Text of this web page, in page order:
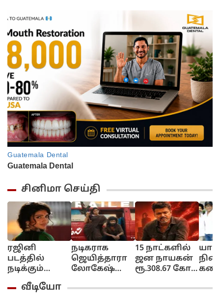
சினிமா செய்தி
ரஜினி
படத்தில்
நடிக்கும்
ஸ்ரீலீலா!..
பரபர
நடிகராக
ஜெயித்தாரா
லோகேஷ்
டிசி டிவிட்டர்
15 நாட்களில்
ஜன நாயகன்
ரூ.308.67 கோடி
வீடியோ